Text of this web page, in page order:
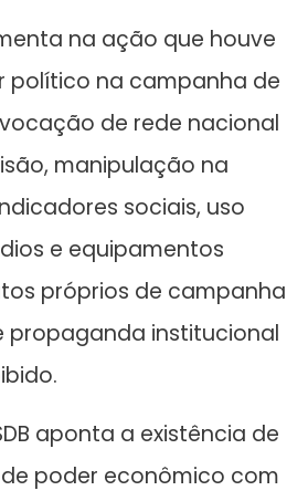
na ação que houve
político na campanha de
de rede nacional
manipulação na
sociais, uso
e equipamentos
próprios de campanha
propaganda institucional
aponta a existência de
poder econômico com